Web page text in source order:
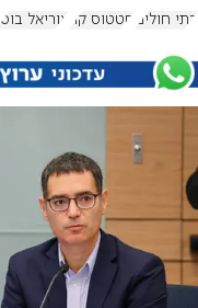
בתי חולים סטטוס קוו אוריאל בוסו